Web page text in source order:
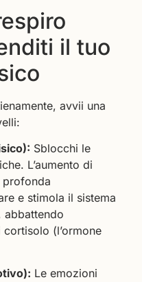
il tuo
avvii una
Sblocchi le
L’aumento di
profonda
e stimola il sistema
abbattendo
(l’ormone
Le emozioni